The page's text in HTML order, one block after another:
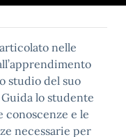
nelle
studio del suo
lo studente
conoscenze e le
necessarie per